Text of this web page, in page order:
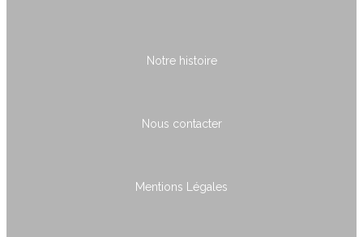
Notre histoire
Nous contacter
Mentions Légales